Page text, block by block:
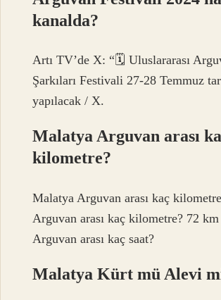
kanalda?
Artı TV’de X: “🗓 Uluslararası
Şarkıları Festivali 27-28 Temmuz
yapılacak / X.
Malatya Arguvan arası
kilometre?
Malatya Arguvan arası kaç
Arguvan arası kaç kilometre? 72
Arguvan arası kaç saat?
Malatya Kürt mü Alevi